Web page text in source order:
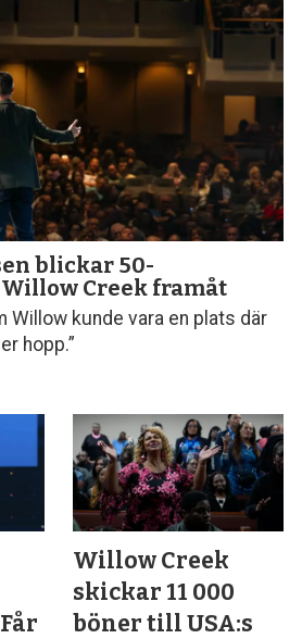
blickar 50-
Creek framåt
Willow kunde vara en plats där
hopp.”
Willow Creek
skickar 11 000
böner till USA:s